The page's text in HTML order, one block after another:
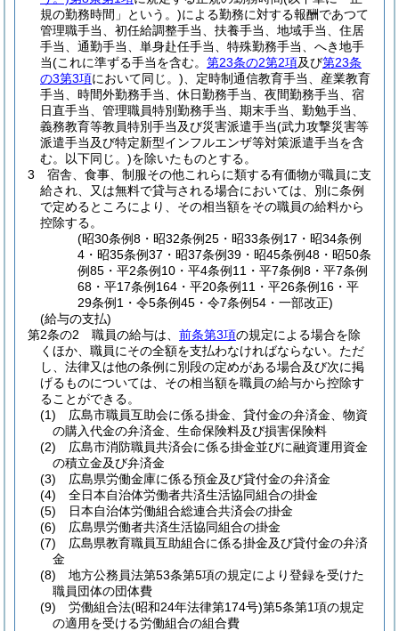
規の勤務時間」という。)による勤務に対する報酬であつて
管理職手当、初任給調整手当、扶養手当、地域手当、住居
手当、通勤手当、単身赴任手当、特殊勤務手当、へき地手
当(これに準ずる手当を含む。 第23条の2第2項及び第23条
の3第3項において同じ。) 、定時制通信教育手当、産業教育
手当、時間外勤務手当、休日勤務手当、夜間勤務手当、宿
日直手当、管理職員特別勤務手当、期末手当、勤勉手当、
義務教育等教員特別手当及び災害派遣手当(武力攻撃災害等
派遣手当及び特定新型インフルエンザ等対策派遣手当を含
む。以下同じ。)を除いたものとする。
3
宿舎、食事、制服その他これらに類する有価物が職員に支
給され、又は無料で貸与される場合においては、別に条例
で定めるところにより、その相当額をその職員の給料から
控除する。
(昭30条例8・昭32条例25・昭33条例17・昭34条例
4・昭35条例37・昭37条例39・昭45条例48・昭50条
例85・平2条例10・平4条例11・平7条例8・平7条例
68・平17条例164・平20条例11・平26条例16・平
29条例1・令5条例45・令7条例54・一部改正)
(給与の支払)
第2条の2
職員の給与は、 前条第3項の規定による場合を除
くほか、職員にその全額を支払わなければならない。 ただ
し、法律又は他の条例に別段の定めがある場合及び次に掲
げるものについては、その相当額を職員の給与から控除す
ることができる。
(1)
広島市職員互助会に係る掛金、貸付金の弁済金、物資
の購入代金の弁済金、生命保険料及び損害保険料
(2)
広島市消防職員共済会に係る掛金並びに融資運用資金
の積立金及び弁済金
(3)
広島県労働金庫に係る預金及び貸付金の弁済金
(4)
全日本自治体労働者共済生活協同組合の掛金
(5)
日本自治体労働組合総連合共済会の掛金
(6)
広島県労働者共済生活協同組合の掛金
(7)
広島県教育職員互助組合に係る掛金及び貸付金の弁済
金
(8)
地方公務員法第53条第5項の規定により登録を受けた
職員団体の団体費
(9)
労働組合法(昭和24年法律第174号)第5条第1項の規定
の適用を受ける労働組合の組合費